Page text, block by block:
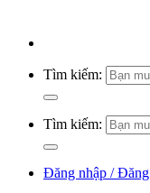
Tìm kiếm:
Tìm kiếm:
Đăng nhập /